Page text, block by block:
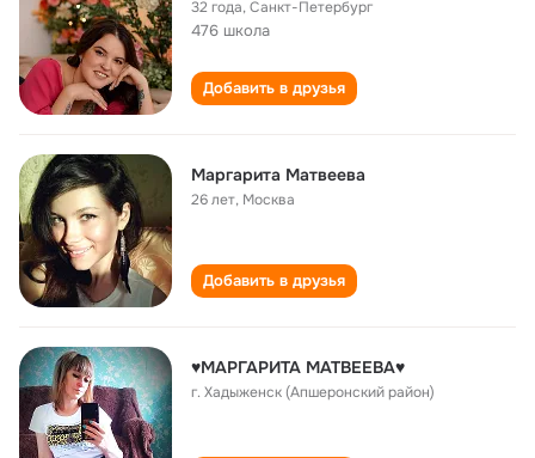
32 года,Санкт-Петербург
476 школа
Добавить в друзья
Маргарита Матвеева
26 лет, Москва
Добавить в друзья
♥МАРГАРИТА МАТВЕЕВА♥
г. Хадыженск (Апшеронский район)